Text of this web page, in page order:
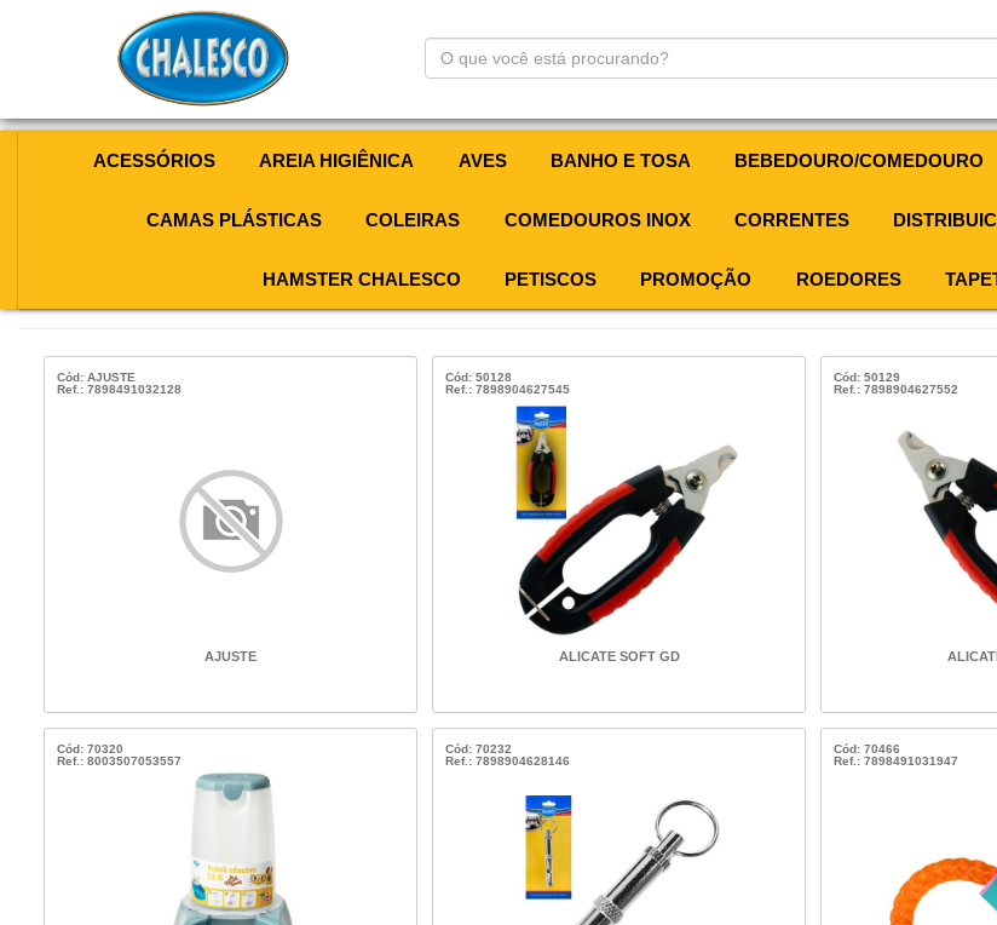
que
está
ACESSÓRIOS AREIA HIGIÊNICA AVES BANHO E TOSA BEBEDOURO/COMEDOURO
CAMAS PLÁSTICAS COLEIRAS COMEDOUROS INOX CORRENTES
HAMSTER CHALESCO PETISCOS PROMOÇÃO ROEDORES
Cód: AJUSTE
Ref.: 7898491032128
AJUSTE
Cód: 50128
Ref.: 7898904627545
ALICATE SOFT GD
Cód: 50129
Ref.: 7898904627552
Cód: 70320
Ref.: 8003507053557
Cód: 70232
Ref.: 7898904628146
Cód: 70466
Ref.: 7898491031947